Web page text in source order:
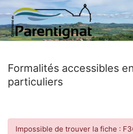
Aller
contenu
Formalités accessibles
particuliers
Impossible de trouver la fiche :